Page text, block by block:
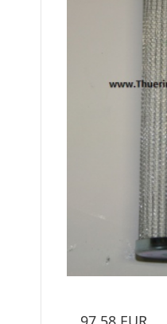
Hydraulikölfilter